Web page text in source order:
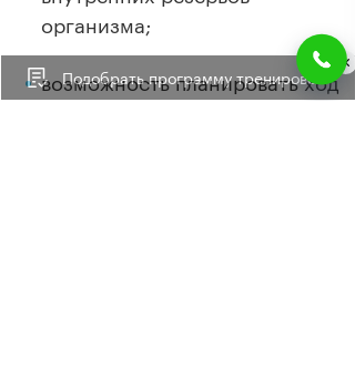
организма;
возможность планировать ход
Подобрать программу тренировок